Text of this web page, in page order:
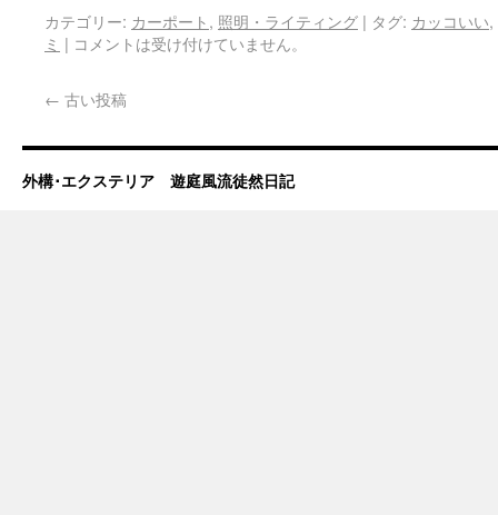
カテゴリー: カーポート, 照明・ライティング | タグ: カッコいい,
ミ | コメントは受け付けていません。
← 古い投稿
外構･エクステリア 遊庭風流徒然日記